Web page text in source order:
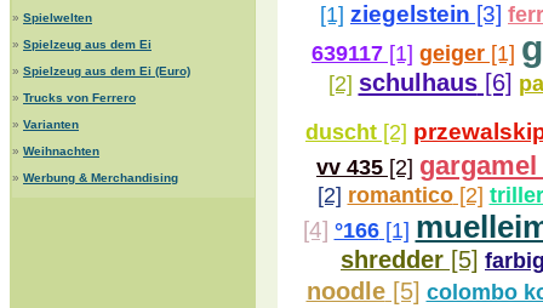
» Spielwelten
» Spielzeug aus dem Ei
» Spielzeug aus dem Ei (Euro)
» Trucks von Ferrero
» Varianten
» Weihnachten
» Werbung & Merchandising
[1] ziegelstein [3]
639117 [1] geiger [1]
[2] schulhaus[6]
duscht [2]
vv 435 [2] gargamel
[2] romantico[2]
[4] °166[1]
shredder [5]
noodle[5] colombo